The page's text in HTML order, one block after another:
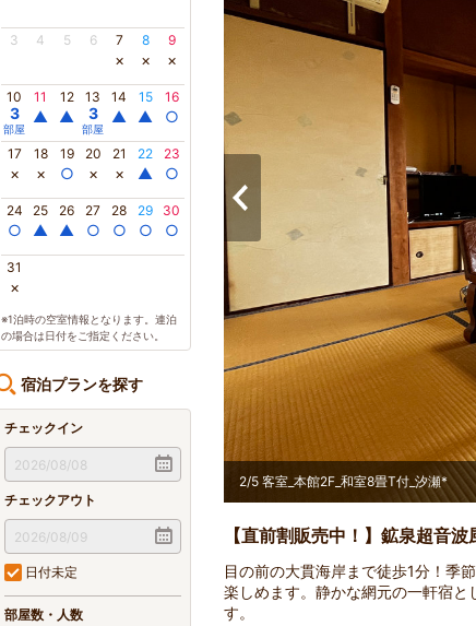
3 4 5 6 7
×
8
×
9
×
10
3
部屋
11
▲
12
▲
13
3
部屋
14
▲
15
▲
16
○
17
×
18
×
19
○
20
×
21
×
22
▲
23
○
24
○
25
▲
26
▲
27
○
28
○
29
○
30
○
31
×
※1泊時の空室情報となります。連泊
の場合は日付をご指定ください。
宿泊プランを探す
チェックイン
チェックアウト
日付未定
部屋数・人数
2/5 客室_本館2F_和室8畳T付_汐瀬*
【直前割販売中！】鉱泉超音
目の前の大貫海岸まで徒歩1分！季
楽しめます。静かな網元の一軒宿と
す。